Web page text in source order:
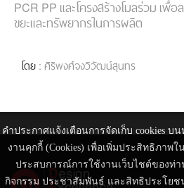
PCR PP และโครงสร้างโมลร่วม เพื่อ
ขยะและทรัพยากรในการผลิต
โดย : ศิริพงศ์จงวิวัฒน์สุนทร
คำประกาศแจ้งเตือนการจัดเก็บ cookies บ
งานคุกกี้ (Cookies) เพื่อเพิ่มประสิทธิภาพ
ประสบการณ์การใช้งานเว็บไชต์ของท่
กิจกรรม ประชาสัมพันธ์ และสิทธิประโย